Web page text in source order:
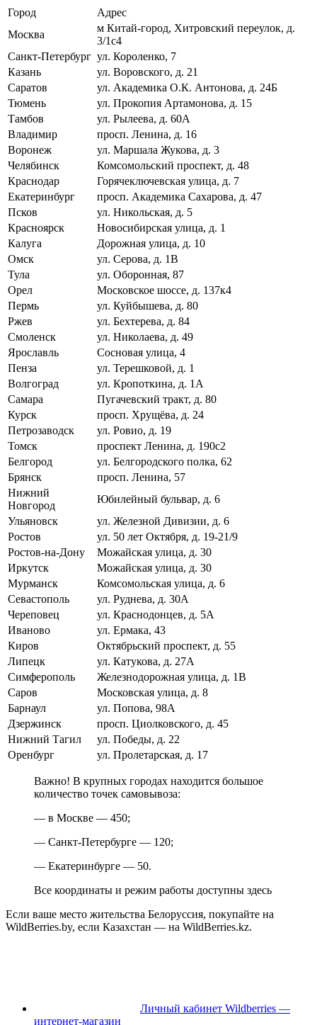
Город
Адрес
Москва
м Китай-город, Хитровский переулок, д.
3/1с4
Санкт-Петербург ул. Короленко, 7
Казань
ул. Воровского, д. 21
Саратов
ул. Академика О.К. Антонова, д. 24Б
Тюмень
ул. Прокопия Артамонова, д. 15
Тамбов
ул. Рылеева, д. 60А
Владимир
просп. Ленина, д. 16
Воронеж
ул. Маршала Жукова, д. 3
Челябинск
Комсомольский проспект, д. 48
Краснодар
Горячеключевская улица, д. 7
Екатеринбург
просп. Академика Сахарова, д. 47
Псков
ул. Никольская, д. 5
Красноярск
Новосибирская улица, д. 1
Калуга
Дорожная улица, д. 10
Омск
ул. Серова, д. 1В
Тула
ул. Оборонная, 87
Орел
Московское шоссе, д. 137к4
Пермь
ул. Куйбышева, д. 80
Ржев
ул. Бехтерева, д. 84
Смоленск
ул. Николаева, д. 49
Ярославль
Сосновая улица, 4
Пенза
ул. Терешковой, д. 1
Волгоград
ул. Кропоткина, д. 1А
Самара
Пугачевский тракт, д. 80
Курск
просп. Хрущёва, д. 24
Петрозаводск
ул. Ровио, д. 19
Томск
проспект Ленина, д. 190с2
Белгород
ул. Белгородского полка, 62
Брянск
просп. Ленина, 57
Нижний
Новгород
Юбилейный бульвар, д. 6
Ульяновск
ул. Железной Дивизии, д. 6
Ростов
ул. 50 лет Октября, д. 19-21/9
Ростов-на-Дону
Можайская улица, д. 30
Иркутск
Можайская улица, д. 30
Мурманск
Комсомольская улица, д. 6
Севастополь
ул. Руднева, д. 30А
Череповец
ул. Краснодонцев, д. 5А
Иваново
ул. Ермака, 43
Киров
Октябрьский проспект, д. 55
Липецк
ул. Катукова, д. 27А
Симферополь
Железнодорожная улица, д. 1В
Саров
Московская улица, д. 8
Барнаул
ул. Попова, 98А
Дзержинск
просп. Циолковского, д. 45
Нижний Тагил
ул. Победы, д. 22
Оренбург
ул. Пролетарская, д. 17
Важно! В крупных городах находится большое
количество точек самовывоза:
— в Москве — 450;
— Санкт-Петербурге — 120;
— Екатеринбурге — 50.
Все координаты и режим работы доступны здесь
Если ваше место жительства Белоруссия, покупайте на
WildBerries.by, если Казахстан — на WildBerries.kz.
Личный кабинет Wildberries —
интернет-магазин